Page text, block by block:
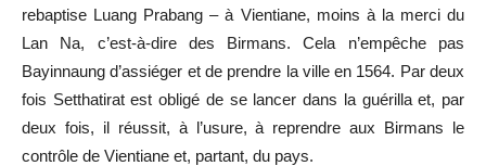
rebaptise Luang Prabang – à Vientiane, moins à la merci du
Lan Na, c’est-à-dire des Birmans. Cela n’empêche pas
Bayinnaung d’assiéger et de prendre la ville en 1564. Par deux
fois Setthatirat est obligé de se lancer dans la guérilla et, par
deux fois, il réussit, à l’usure, à reprendre aux Birmans le
contrôle de Vientiane et, partant, du pays.